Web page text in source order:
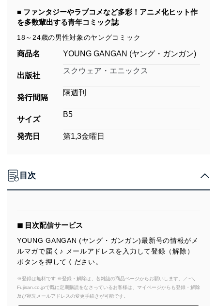
■ ファンタジーやラブコメなど多彩！アニメ化ヒット作
を多数輩出する青年コミック誌
18～24歳の男性対象のヤングコミック
商品名 YOUNG GANGAN (ヤング・ガンガン)
出版社
スクウェア・エニックス
発行間隔
隔週刊
サイズ
B5
発売日 第1,3金曜日
目次
◼︎ 目次配信サービス
YOUNG GANGAN (ヤング・ガンガン)最新号の情報がメ
ルマガで届く♪ メールアドレスを入力して登録（解除）
ボタンを押してください。
※登録は無料です ※登録・解除は、各雑誌の商品ページからお願いします。／~＼
Fujisan.co.jpで既に定期購読をなさっているお客様は、マイページからも登録・解除
及び宛先メールアドレスの変更手続きが可能です。